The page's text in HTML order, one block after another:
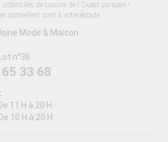
de cuisine de l'Ouest parisien !
conseillers sont à votre écoute.
Mode & Maison
n°36
33 68
11 H à 20 H
10 H à 20 H